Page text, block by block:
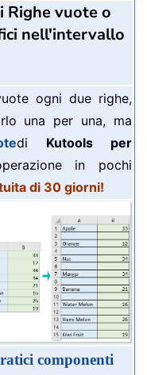
Righe vuote o
nell'intervallo
ogni due righe,
una per una, ma
di Kutools per
in pochi
di 30 giorni!
componenti